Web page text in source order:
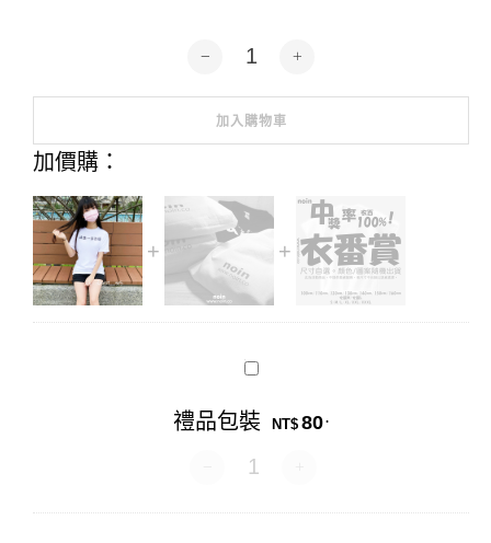
這是一件衣服-短袖.長袖10色 數量
加入購物車
Alternative:
加價購：
禮
裝
禮品包裝 NT$ 80.
禮品包裝 數量